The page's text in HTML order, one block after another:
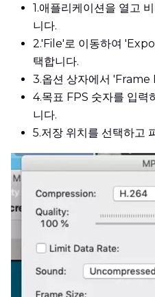
1.애플리케이션을 열고
니다.
2.'File'로 이동하여
택합니다.
3.옵션 상자에서 'Frame
4.목표 FPS 숫자를 입
니다.
5.저장 위치를 선택하고